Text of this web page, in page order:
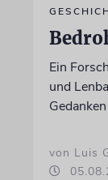
Ein
und
von Luis